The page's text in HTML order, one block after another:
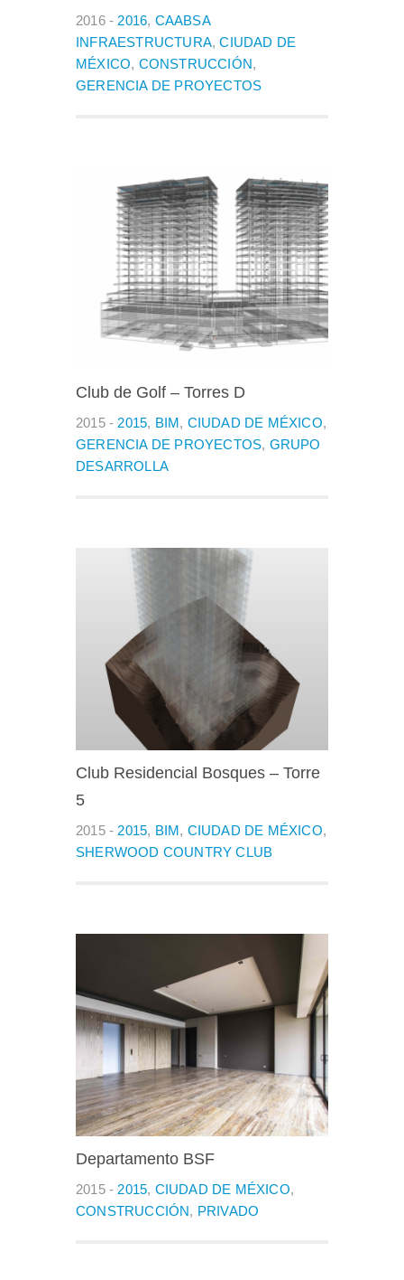
2016 - 2016, CAABSA
INFRAESTRUCTURA,CIUDAD DE
MÉXICO, CONSTRUCCIÓN,
GERENCIA DE PROYECTOS
Club de Golf – Torres D
2015 - 2015, BIM, CIUDAD DE MÉXICO,
GERENCIA DE PROYECTOS, GRUPO
DESARROLLA
Club Residencial Bosques – Torre
5
2015 - 2015, BIM, CIUDAD DE MÉXICO,
SHERWOOD COUNTRY CLUB
Departamento BSF
2015 - 2015, CIUDAD DE MÉXICO,
CONSTRUCCIÓN, PRIVADO